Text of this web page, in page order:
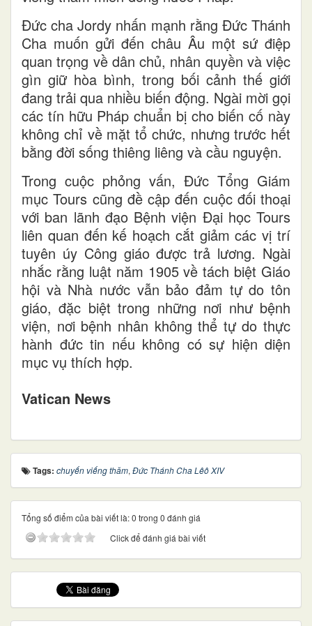
Đức cha Jordy nhấn mạnh rằng Đức Thánh
Cha muốn gửi đến châu Âu một sứ điệp
quan trọng về dân chủ, nhân quyền và việc
gìn giữ hòa bình, trong bối cảnh thế giới
đang trải qua nhiều biến động. Ngài mời gọi
các tín hữu Pháp chuẩn bị cho biến cố này
không chỉ về mặt tổ chức, nhưng trước hết
bằng đời sống thiêng liêng và cầu nguyện.
Trong cuộc phỏng vấn, Đức Tổng Giám
mục Tours cũng đề cập đến cuộc đối thoại
với ban lãnh đạo Bệnh viện Đại học Tours
liên quan đến kế hoạch cắt giảm các vị trí
tuyên úy Công giáo được trả lương. Ngài
nhắc rằng luật năm 1905 về tách biệt Giáo
hội và Nhà nước vẫn bảo đảm tự do tôn
giáo, đặc biệt trong những nơi như bệnh
viện, nơi bệnh nhân không thể tự do thực
hành đức tin nếu không có sự hiện diện
mục vụ thích hợp.
Vatican News
Tags: chuyến viếng thăm, Đức Thánh Cha Lêô XIV
Tổng số điểm của bài viết là: 0 trong 0 đánh giá
Click để đánh giá bài viết